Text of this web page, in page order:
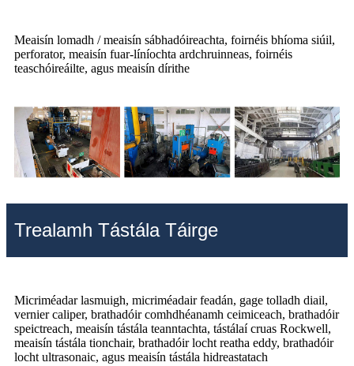
Meaisín lomadh / meaisín sábhadóireachta, foirnéis bhíoma siúil,
perforator, meaisín fuar-líníochta ardchruinneas, foirnéis
teaschóireáilte, agus meaisín dírithe
Trealamh Tástála Táirge
Micriméadar lasmuigh, micriméadair feadán, gage tolladh diail,
vernier caliper, brathadóir comhdhéanamh ceimiceach, brathadóir
speictreach, meaisín tástála teanntachta, tástálaí cruas Rockwell,
meaisín tástála tionchair, brathadóir locht reatha eddy, brathadóir
locht ultrasonaic, agus meaisín tástála hidreastatach